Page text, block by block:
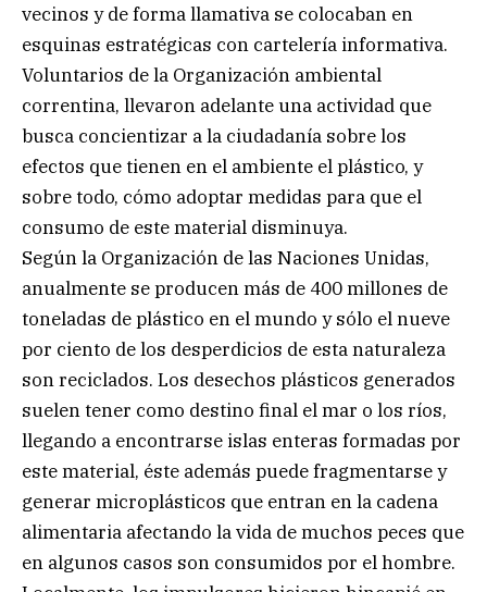
vecinos y de forma llamativa se colocaban en
esquinas estratégicas con cartelería informativa.
Voluntarios de la Organización ambiental
correntina, llevaron adelante una actividad que
busca concientizar a la ciudadanía sobre los
efectos que tienen en el ambiente el plástico, y
sobre todo, cómo adoptar medidas para que el
consumo de este material disminuya.
Según la Organización de las Naciones Unidas,
anualmente se producen más de 400 millones de
toneladas de plástico en el mundo y sólo el nueve
por ciento de los desperdicios de esta naturaleza
son reciclados. Los desechos plásticos generados
suelen tener como destino final el mar o los ríos,
llegando a encontrarse islas enteras formadas por
este material, éste además puede fragmentarse y
generar microplásticos que entran en la cadena
alimentaria afectando la vida de muchos peces que
en algunos casos son consumidos por el hombre.